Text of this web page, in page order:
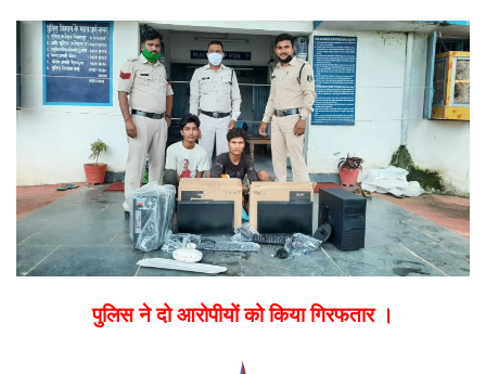
email
पुलिस ने दो आरोपीयों को किया गिरफतार ।